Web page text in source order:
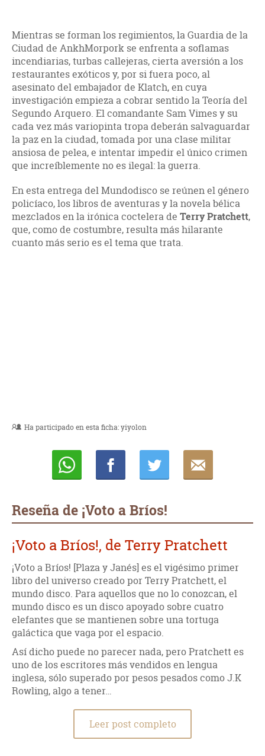
Mientras se forman los regimientos, la Guardia de la
Ciudad de AnkhMorpork se enfrenta a soflamas
incendiarias, turbas callejeras, cierta aversión a los
restaurantes exóticos y, por si fuera poco, al
asesinato del embajador de Klatch, en cuya
investigación empieza a cobrar sentido la Teoría del
Segundo Arquero. El comandante Sam Vimes y su
cada vez más variopinta tropa deberán salvaguardar
la paz en la ciudad, tomada por una clase militar
ansiosa de pelea, e intentar impedir el único crimen
que increíblemente no es ilegal: la guerra.
En esta entrega del Mundodisco se reúnen el género
policíaco, los libros de aventuras y la novela bélica
mezclados en la irónica coctelera de Terry Pratchett,
que, como de costumbre, resulta más hilarante
cuanto más serio es el tema que trata.
Ha participado en esta ficha:yiyolon
Reseña de ¡Voto a Bríos!
¡Voto a Bríos!, de Terry Pratchett
¡Voto a Bríos! [Plaza y Janés] es el vigésimo primer
libro del universo creado por Terry Pratchett, el
mundo disco. Para aquellos que no lo conozcan, el
mundo disco es un disco apoyado sobre cuatro
elefantes que se mantienen sobre una tortuga
galáctica que vaga por el espacio.
Así dicho puede no parecer nada, pero Pratchett es
uno de los escritores más vendidos en lengua
inglesa, sólo superado por pesos pesados como J.K
Rowling, algo a tener…
Leer post completo